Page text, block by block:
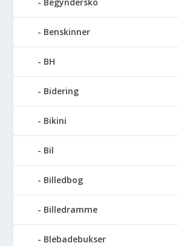
Begyndersko
Benskinner
BH
Bidering
Bikini
Bil
Billedbog
Billedramme
Blebadebukser